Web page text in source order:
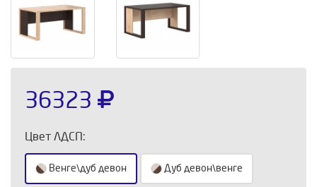
36323
Цвет ЛДСП:
Венге\дуб девон Дуб девон\венге